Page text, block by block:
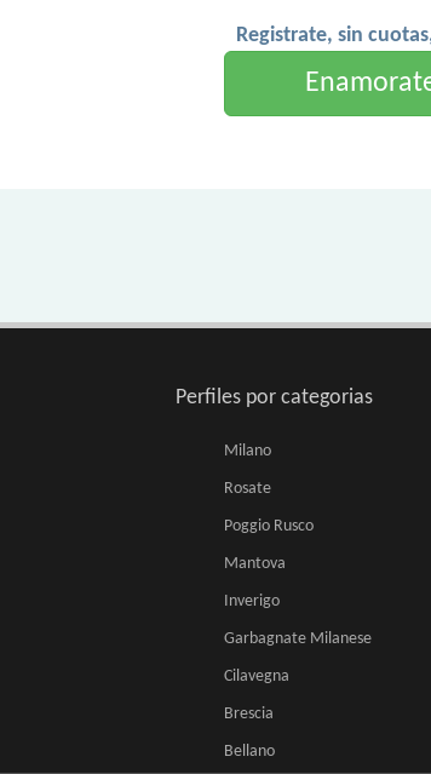
Registrate, sin
Perfiles por categorias
Milano
Rosate
Poggio Rusco
Mantova
Inverigo
Garbagnate Milanese
Cilavegna
Brescia
Bellano